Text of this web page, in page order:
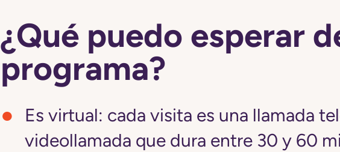
¿Qué puedo esperar
programa?
Es virtual: cada visita es una llamada
videollamada que dura entre 30 y 60